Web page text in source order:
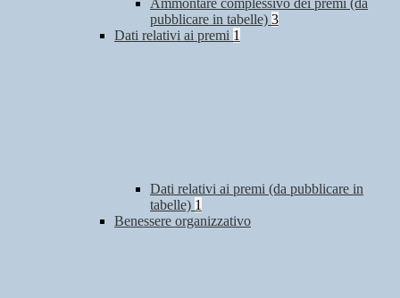
Ammontare complessivo dei premi (da
pubblicare in tabelle) 3
Dati relativi ai premi 1
Dati relativi ai premi (da pubblicare in
tabelle) 1
Benessere organizzativo